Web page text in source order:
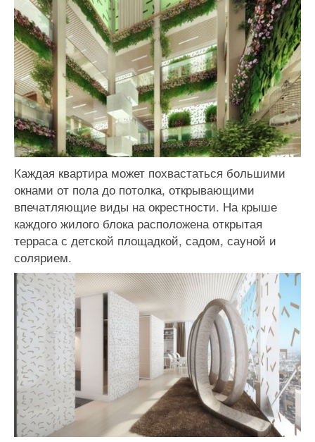
Каждая квартира может похвастаться большими
окнами от пола до потолка, открывающими
впечатляющие виды на окрестности. На крыше
каждого жилого блока расположена открытая
терраса с детской площадкой, садом, сауной и
солярием.